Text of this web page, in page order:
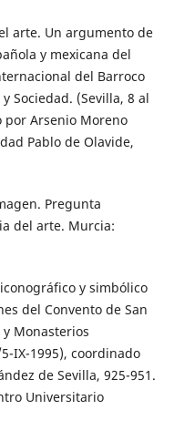
arte. Un argumento de
y mexicana del
del Barroco
Sociedad. (Sevilla, 8 al
por Arsenio Moreno
Pablo de Olavide,
Pregunta
del arte. Murcia:
y simbólico
del Convento de San
y Monasterios
IX-1995), coordinado
de Sevilla, 925-951.
Universitario